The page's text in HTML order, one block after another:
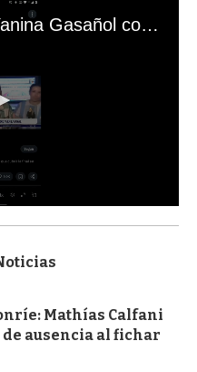
El mal momento de Yanina Gasañol con un hincha argentino en "Subrayado"
Mathías Calfani
ausencia al fichar